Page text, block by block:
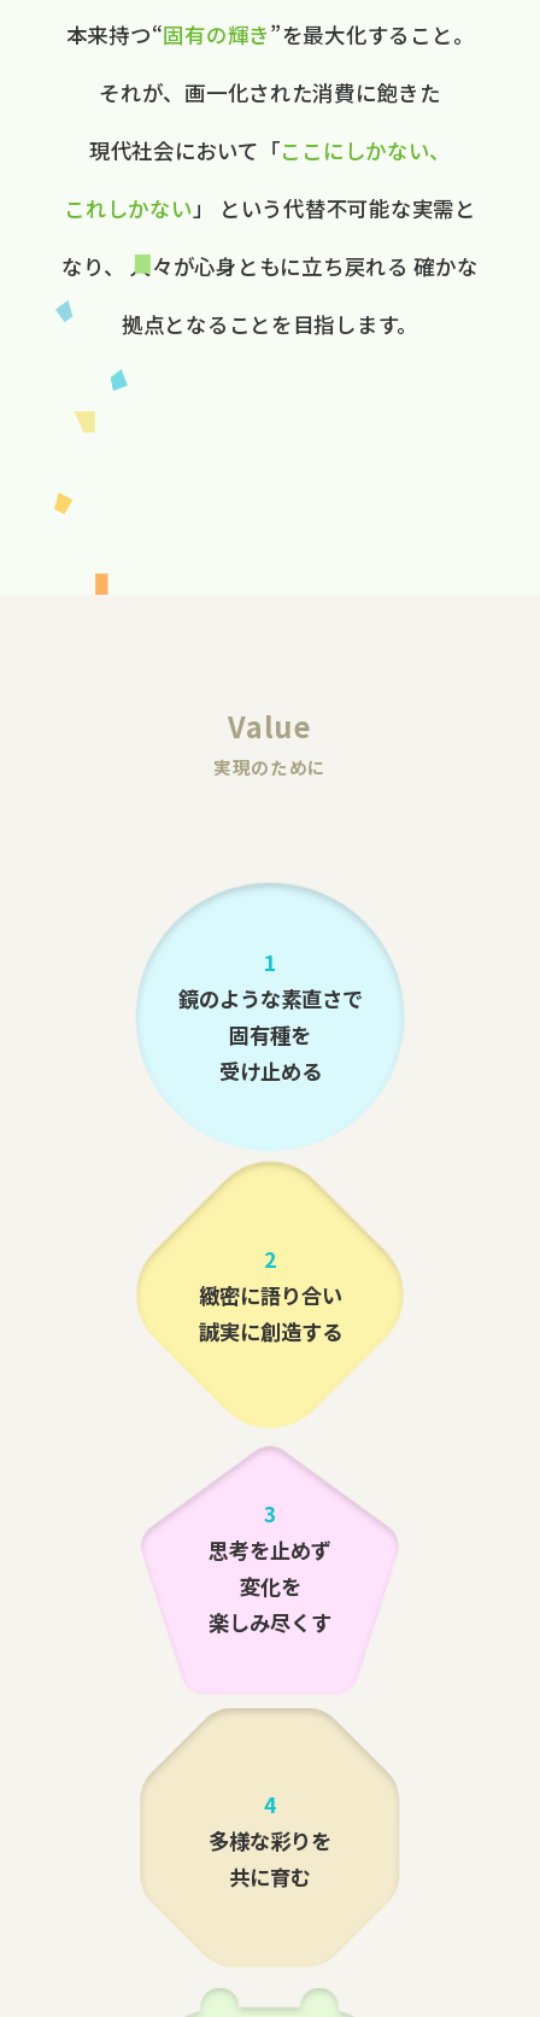
本来持つ“固有の​輝き”を​最大化する​こと。
それが、​画一化された​消費に​飽きた​
現代社会に​おいて ​「ここに​しかない、​
これしかない 」
と​いう​代替不可能な​実需と​
なり、
人々が​心身ともに​立ち戻れる 確かな​
拠点と​なる​ことを​目指します。​
Value
実現のために
1
鏡のような素直さで
固有種を
受け止める
2
緻密に語り合い
誠実に創造する
3
思考を止めず
変化を
楽しみ尽くす
4
多様な彩りを
共に育む